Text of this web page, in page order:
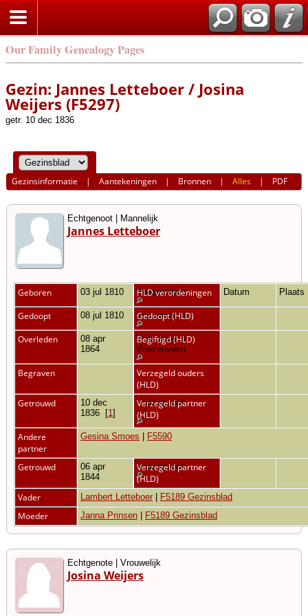
Our Family Genealogy Pages
Gezin: Jannes Letteboer / Josina
Weijers (F5297)
getr. 10 dec 1836
Gezinsinformatie |Aantekeningen | Bronnen |Alles | PDF
Echtgenoot | Mannelijk
Jannes Letteboer
Geboren 03 jul 1810 Vriezenveen
HLD verordeningen Datum Plaats
Gedoopt 08 jul 1810 Vriezenveen
Gedoopt (HLD)
Overleden
08 apr
1864
Vriezenveen,
Vriezenveen
Begiftigd (HLD)
Begraven
Verzegeld ouders
(HLD)
Getrouwd
10 dec
1836
[1 ]
Vriezenveen
[1]
Verzegeld partner
(HLD)
Andere
partner
Gesina Smoes F5590
Getrouwd
06 apr
1844
Vriezenveen
Verzegeld partner
(HLD)
Vader
Lambert Letteboer F5189 Gezinsblad
Moeder Janna Prinsen F5189 Gezinsblad
Echtgenote | Vrouwelijk
Josina Weijers